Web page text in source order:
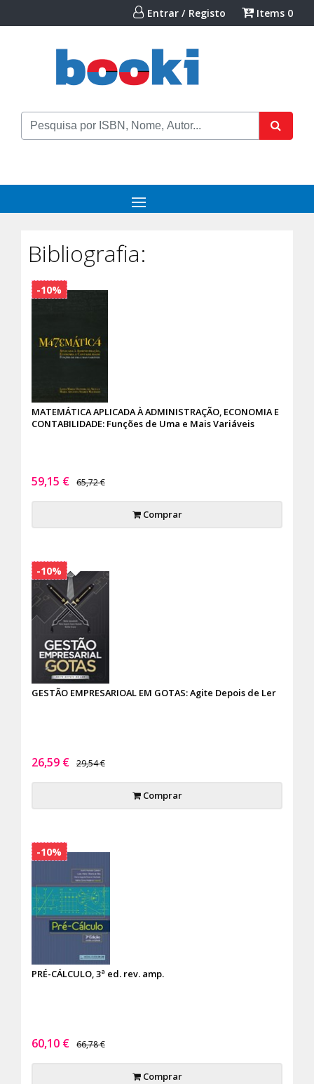
Entrar / Registo Items 0
Bibliografia:
MATEMÁTICA APLICADA À ADMINISTRAÇÃO, ECONOMIA E
CONTABILIDADE: Funções de Uma e Mais Variáveis
59,15 € 65,72 €
Comprar
-10%
GESTÃO EMPRESARIOAL EM GOTAS: Agite Depois de Ler
26,59 € 29,54 €
Comprar
-10%
PRÉ-CÁLCULO, 3ª ed. rev. amp.
60,10 € 66,78 €
Comprar
-10%